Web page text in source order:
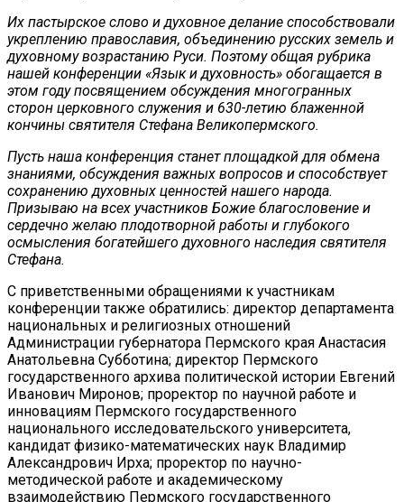
Их пастырское слово и духовное делание способствовали
укреплению православия, объединению русских земель и
духовному возрастанию Руси. Поэтому общая рубрика
нашей конференции «Язык и духовность» обогащается в
этом году посвящением обсуждения многогранных
сторон церковного служения и 630-летию блаженной
кончины святителя Стефана Великопермского.
Пусть наша конференция станет площадкой для обмена
знаниями, обсуждения важных вопросов и способствует
сохранению духовных ценностей нашего народа.
Призываю на всех участников Божие благословение и
сердечно желаю плодотворной работы и глубокого
осмысления богатейшего духовного наследия святителя
Стефана.
С приветственными обращениями к участникам
конференции также обратились: директор департамента
национальных и религиозных отношений
Администрации губернатора Пермского края Анастасия
Анатольевна Субботина; директор Пермского
государственного архива политической истории Евгений
Иванович Миронов; проректор по научной работе и
инновациям Пермского государственного
национального исследовательского университета,
кандидат физико-математических наук Владимир
Александрович Ирха; проректор по научно-
методической работе и академическому
взаимодействию Пермского государственного